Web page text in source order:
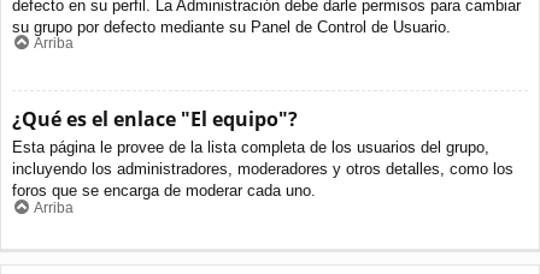
defecto en su perfil. La Administración debe darle permisos para cambiar
su grupo por defecto mediante su Panel de Control de Usuario.
Arriba
¿Qué es el enlace "El equipo"?
Esta página le provee de la lista completa de los usuarios del grupo,
incluyendo los administradores, moderadores y otros detalles, como los
foros que se encarga de moderar cada uno.
Arriba